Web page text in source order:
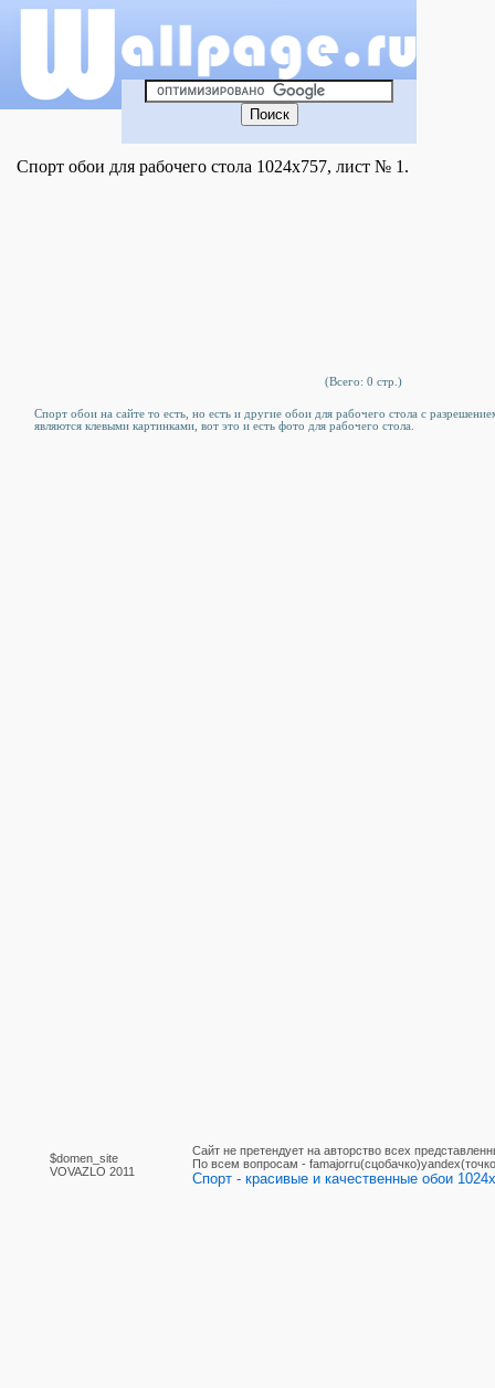
Спорт обои для рабочего стола 1024x757, лист № 1.
(Всего: 0 стр.)
Спорт обои на сайте то есть, но есть и другие обои для рабочего стола c
являются клевыми картинками, вот это и есть фото для рабочего стола.
$domen_site
VOVAZLO 2011
Сайт не претендует на авторство всех
По вcем вопросам -
Спорт - красивые и качественные обои